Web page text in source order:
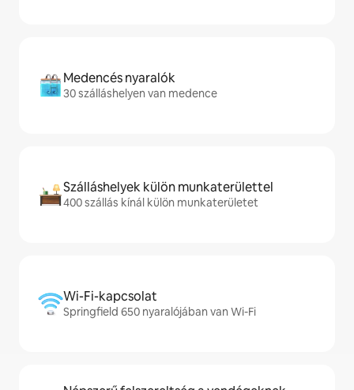
Medencés nyaralók
30 szálláshelyen van medence
Szálláshelyek külön munkaterülettel
400 szállás kínál külön munkaterületet
Wi-Fi-kapcsolat
Springfield 650 nyaralójában van Wi-Fi